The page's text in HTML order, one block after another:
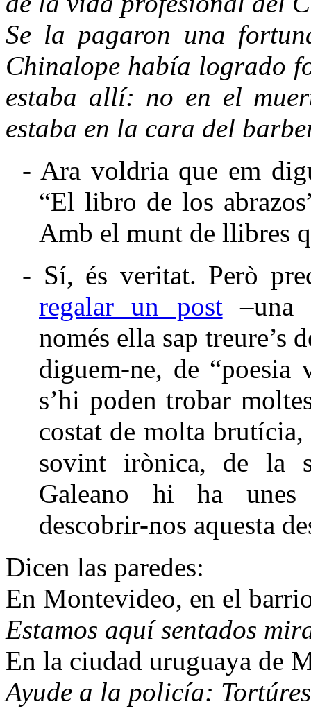
Se la pagaron una
Chinalope había logrado
estaba allí: no en el
estaba en la cara del
- Ara voldria que em
“El libro de los
Amb el munt de llibres
- Sí, és veritat. Però
regalar un post–una
només ella sap treure’s
diguem-ne, de “poesia
s’hi poden trobar
costat de molta
sovint irònica, de la
Galeano hi ha unes
descobrir-nos aquesta
Dicen las paredes:
En Montevideo, en el
Estamos aquí sentados
En la ciudad uruguaya de
Ayude a la policía: